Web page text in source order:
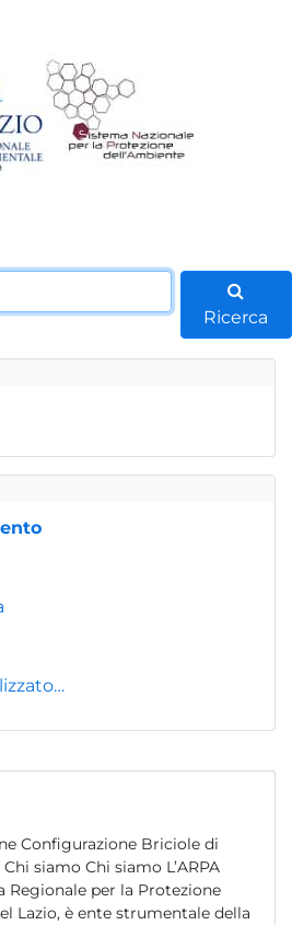
Ricerca
Configurazione Briciole di
siamo Chi siamo L’ARPA
Regionale per la Protezione
Lazio, è ente strumentale della